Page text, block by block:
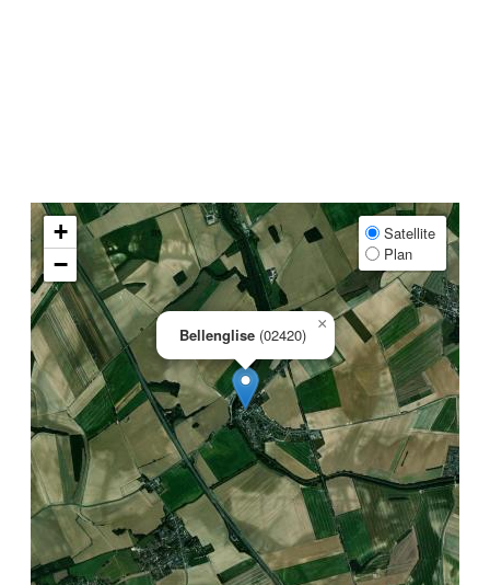
Bellenglise (02420)
×
+
−
Satellite
Plan